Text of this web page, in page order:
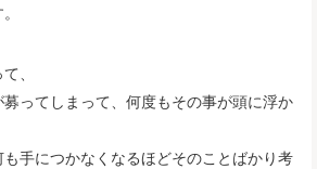
、
ってしまって、何度もその事が頭に浮か
手につかなくなるほどそのことばかり考